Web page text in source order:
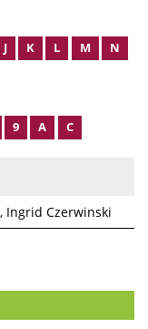
J K L M
N
9 A C
Ingrid Czerwinski